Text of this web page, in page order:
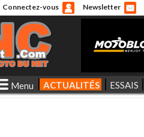
Connectez-vous Newsletter
Menu ACTUALITÉS ESSAIS